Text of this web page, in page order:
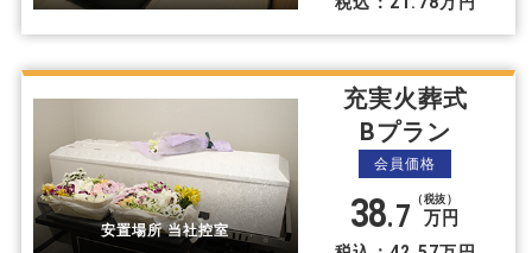
安置場所 当社控室
充実火葬式
Bプラン
会員価格
38.7 （税抜）
万円